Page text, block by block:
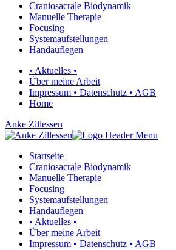
Craniosacrale Biodynamik
Manuelle Therapie
Focusing
Systemaufstellungen
Handauflegen
• Aktuelles •
Über meine Arbeit
Impressum • Datenschutz • AGB
Home
Anke Zillessen
Startseite
Craniosacrale Biodynamik
Manuelle Therapie
Focusing
Systemaufstellungen
Handauflegen
• Aktuelles •
Über meine Arbeit
Impressum • Datenschutz • AGB